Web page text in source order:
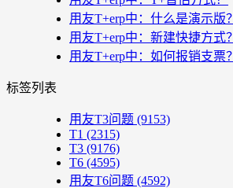
用友T+erp中：什么是演示版？
用友T+erp中：新建快捷方式？
用友T+erp中：如何报销支票？
标签列表
用友T3问题 (9153)
T1 (2315)
T3 (9176)
T6 (4595)
用友T6问题 (4592)